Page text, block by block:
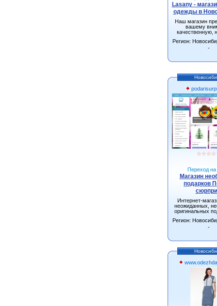
Lasany -
одежды в
Наш магазин
вашему
качественную,
Регион:
-
☆☆☆☆
Переход на
Магазин
подарков
Интернет-
неожиданных,
оригинальных
Новосибирске с
всей
Регион:
-